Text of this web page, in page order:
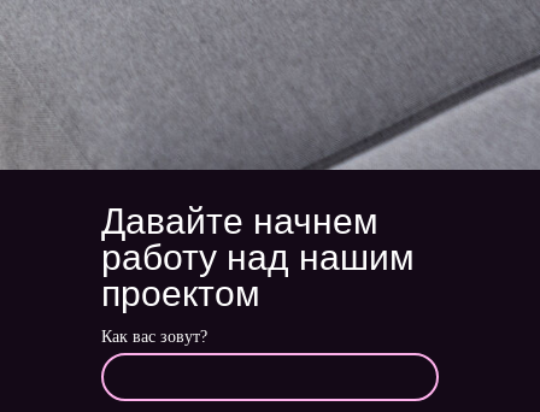
Как вас зовут?
Давайте начнем
работу над нашим
проектом